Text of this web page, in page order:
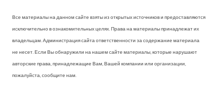
Все материалы на данном сайте взяты из открытых источников и предоставляются
исключительно в ознакомительных целях. Права на материалы принадлежат их
владельцам. Администрация сайта ответственности за содержание материала
не несет. Если Вы обнаружили на нашем сайте материалы, которые нарушают
авторские права, принадлежащие Вам, Вашей компании или организации,
пожалуйста, сообщите нам.